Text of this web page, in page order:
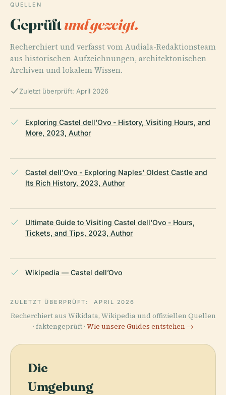
QUELLEN
Geprüftund gezeigt.
Recherchiert und verfasst vom Audiala-Redaktionsteam
aus historischen Aufzeichnungen, architektonischen
Archiven und lokalem Wissen.
Zuletzt überprüft: April 2026
Exploring Castel dell'Ovo - History, Visiting Hours, and
More, 2023, Author
Castel dell'Ovo - Exploring Naples' Oldest Castle and
Its Rich History, 2023, Author
Ultimate Guide to Visiting Castel dell'Ovo - Hours,
Tickets, and Tips, 2023, Author
Wikipedia — Castel dell’Ovo
ZULETZT ÜBERPRÜFT: APRIL 2026
Recherchiert aus Wikidata, Wikipedia und offiziellen Quellen
· faktengeprüft · Wie unsere Guides entstehen →
Die
Umgebung